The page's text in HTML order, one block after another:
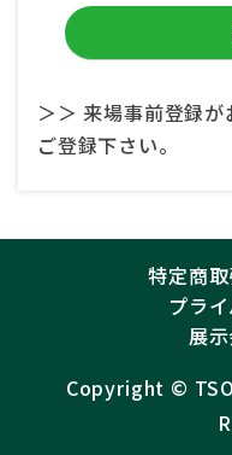
＞＞ 来場事前登録
ご登録下さい。
特定商
プラ
展
Copyright ©︎